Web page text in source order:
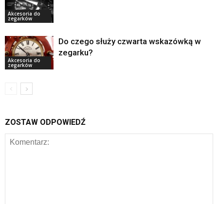
Akcesoria do
zegarków
Akcesoria do
zegarków
Do czego służy czwarta wskazówką w
zegarku?
ZOSTAW ODPOWIEDŹ